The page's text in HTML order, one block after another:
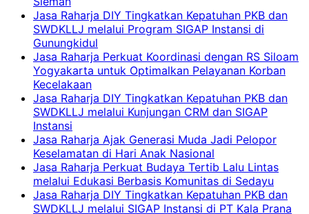
Jasa Raharja DIY Tingkatkan Kepatuhan PKB dan
SWDKLLJ melalui Program SIGAP Instansi di
Gunungkidul
Jasa Raharja Perkuat Koordinasi dengan RS Siloam
Yogyakarta untuk Optimalkan Pelayanan Korban
Kecelakaan
Jasa Raharja DIY Tingkatkan Kepatuhan PKB dan
SWDKLLJ melalui Kunjungan CRM dan SIGAP
Instansi
Jasa Raharja Ajak Generasi Muda Jadi Pelopor
Keselamatan di Hari Anak Nasional
Jasa Raharja Perkuat Budaya Tertib Lalu Lintas
melalui Edukasi Berbasis Komunitas di Sedayu
Jasa Raharja DIY Tingkatkan Kepatuhan PKB dan
SWDKLLJ melalui SIGAP Instansi di PT Kala Prana